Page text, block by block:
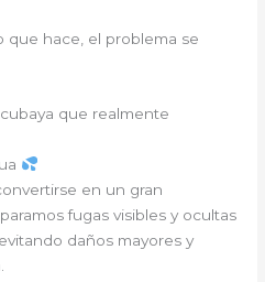
que hace, el problema se
que realmente
en un gran
fugas visibles y ocultas
daños mayores y